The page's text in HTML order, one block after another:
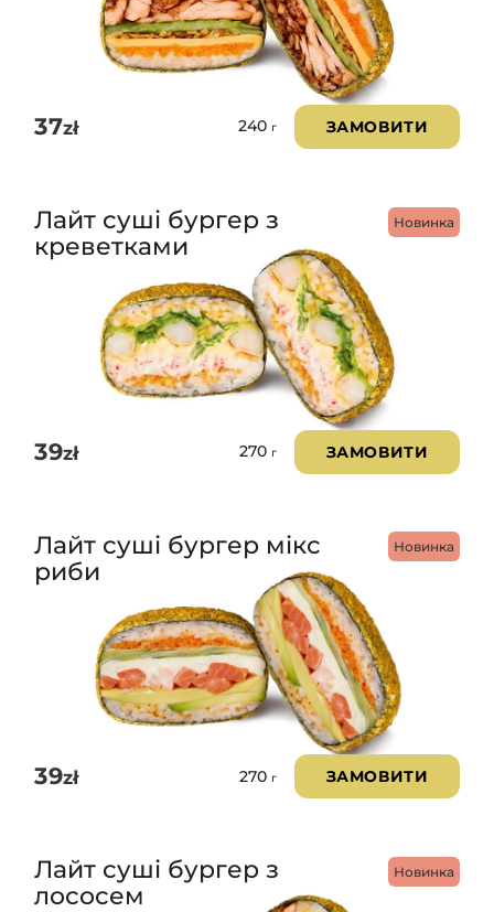
37zł 240 г ЗАМОВИТИ
Новинка
Лайт суші бургер з
креветками
39zł 270 г ЗАМОВИТИ
Новинка
Лайт суші бургер мікс
риби
39zł 270 г ЗАМОВИТИ
Новинка
Лайт суші бургер з
лососем